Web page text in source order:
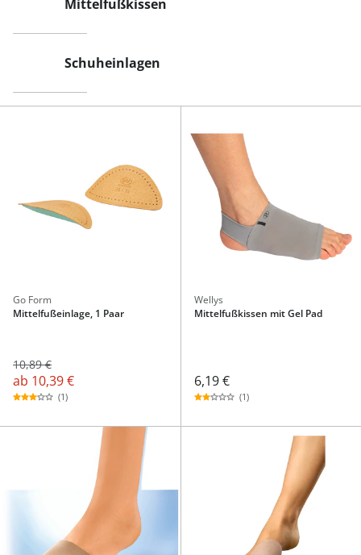
Mittelfußkissen
Schuheinlagen
Go Form
Mittelfußeinlage, 1 Paar
10,89 €
ab 10,39 €
(1)
Wellys
Mittelfußkissen mit Gel Pad
6,19 €
(1)